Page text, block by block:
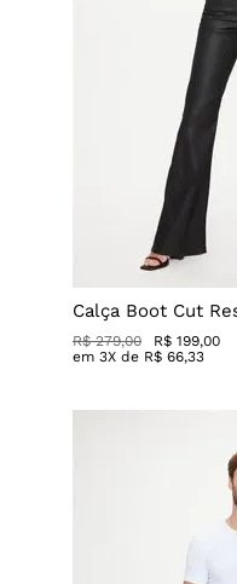
Calça Boot Cut
R$ 279,00 R$ 199,00
em 3X de R$ 66,33